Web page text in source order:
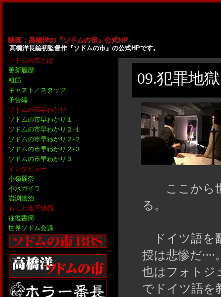
映画：高橋洋の『ソドムの市』公式HP
高橋洋長編初監督作『ソドムの市』の公式HPです。
09.犯罪地獄
ここから世
る。
ドイツ語を
授は悲惨だ‥‥
也はフォトジ
でドイツ語を
ソドムの市とは
更新履歴
粗筋
キャスト／スタッフ
予告編
ソドムの市早わかり
ソドムの市早わかり１
ソドムの市早わかり２-１
ソドムの市早わかり２-２
ソドムの市早わかり２-３
ソドムの市早わかり３
インタビュー
小嶺麗奈
小水ガイラ
岩渕達治
もっと地下映画
往復書簡
世界ソドム会議